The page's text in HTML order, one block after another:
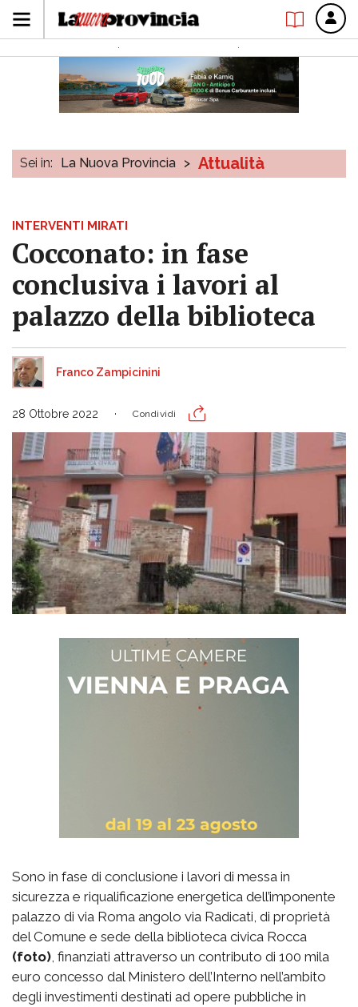
Sei in: La Nuova Provincia > Attualità
INTERVENTI MIRATI
Cocconato: in fase
conclusiva i lavori al
palazzo della biblioteca
Franco Zampicinini
28 Ottobre 2022 Condividi
Sono in fase di conclusione i lavori di messa in
sicurezza e riqualificazione energetica dell’imponente
palazzo di via Roma angolo via Radicati, di proprietà
del Comune e sede della biblioteca civica Rocca
(foto), finanziati attraverso un contributo di 100 mila
euro concesso dal Ministero dell’Interno nell’ambito
degli investimenti destinati ad opere pubbliche in